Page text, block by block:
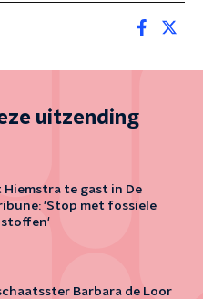
uitzending
Hiemstra te gast in De
'Stop met fossiele
Barbara de Loor